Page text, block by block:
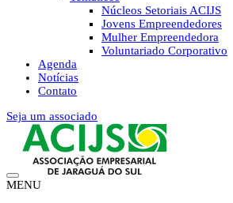
Núcleos Setoriais ACIJS
Jovens Empreendedores
Mulher Empreendedora
Voluntariado Corporativo
Agenda
Notícias
Contato
Seja um associado
MENU